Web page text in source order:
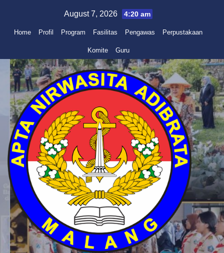
content
August 7, 2026 4:20 am
Home Profil Program Fasilitas Pengawas Perpustakaan
Komite Guru